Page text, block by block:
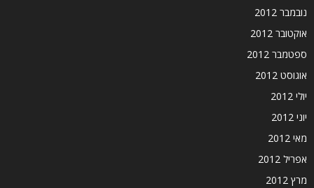
נובמבר 2012
אוקטובר 2012
ספטמבר 2012
אוגוסט 2012
יולי 2012
יוני 2012
מאי 2012
אפריל 2012
מרץ 2012